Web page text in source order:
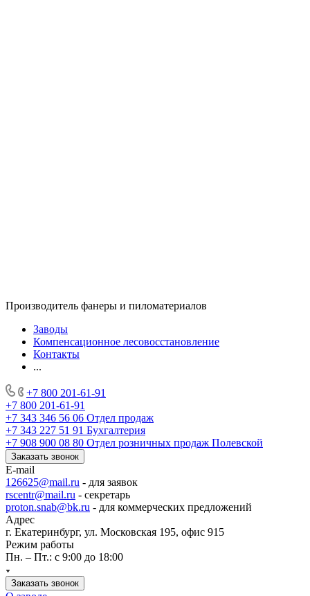
Производитель фанеры и пиломатериалов
Заводы
Компенсационное лесовосстановление
Контакты
...
+7 800 201-61-91
+7 800 201-61-91
+7 343 346 56 06 Отдел продаж
+7 343 227 51 91 Бухгалтерия
+7 908 900 08 80 Отдел розничных продаж Полевской
Заказать звонок
E-mail
126625@mail.ru - для заявок
rscentr@mail.ru - секретарь
proton.snab@bk.ru - для коммерческих предложений
Адрес
г. Екатеринбург, ул. Московская 195, офис 915
Режим работы
Пн. – Пт.: с 9:00 до 18:00
Заказать звонок